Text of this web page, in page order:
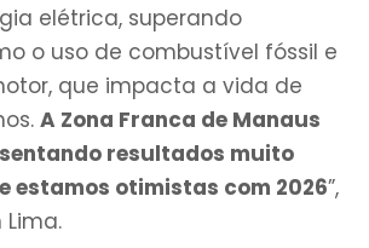
elétrica, superando
o uso de combustível fóssil e
que impacta a vida de
A Zona Franca de Manaus
resultados muito
estamos otimistas com 2026”,